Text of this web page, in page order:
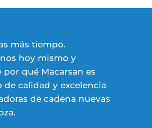
más tiempo.
hoy mismo y
por qué Macarsan es
de calidad y excelencia
de cadena nuevas